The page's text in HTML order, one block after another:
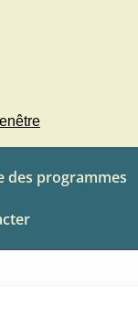
des programmes